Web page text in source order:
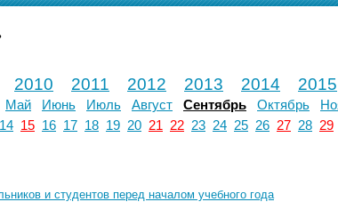
2010 2011 2012 2013 2014 2015
Май Июнь Июль Август Сентябрь Октябрь
14 15 16 17 18 19 20 21 22 23 24 25 26 27 28 29
и студентов перед началом учебного года